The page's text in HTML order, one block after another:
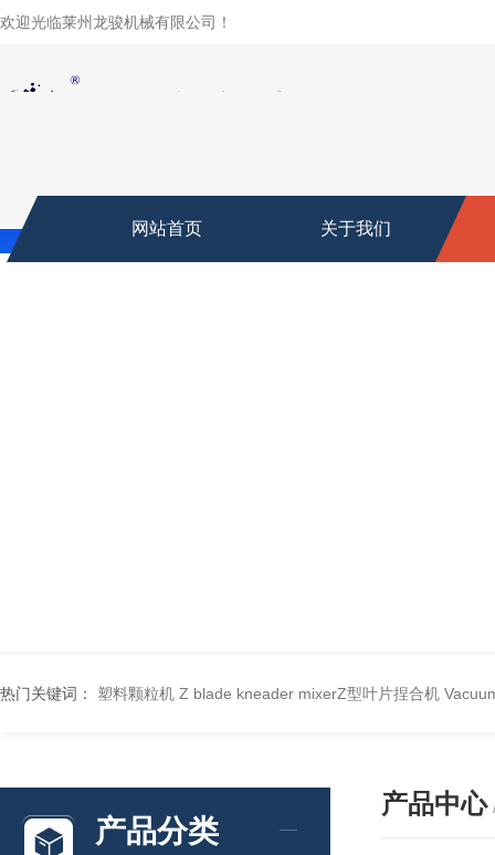
欢迎光临莱州龙骏机械有限公司！
网站首页 关于我们
热门关键词： 塑料颗粒机 Z blade kneader mixerZ型叶片捏合机
产品分类
产品中心